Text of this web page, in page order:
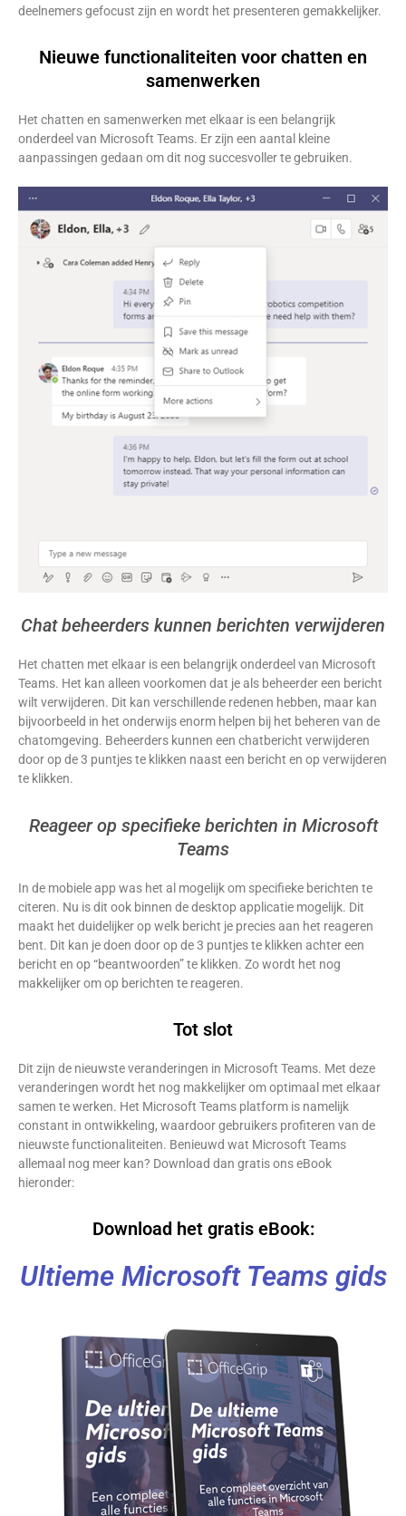
deelnemers gefocust zijn en wordt het presenteren gemakkelijker.
Nieuwe functionaliteiten voor chatten en
samenwerken
Het chatten en samenwerken met elkaar is een belangrijk
onderdeel van Microsoft Teams. Er zijn een aantal kleine
aanpassingen gedaan om dit nog succesvoller te gebruiken.
Chat beheerders kunnen berichten verwijderen
Het chatten met elkaar is een belangrijk onderdeel van Microsoft
Teams. Het kan alleen voorkomen dat je als beheerder een bericht
wilt verwijderen. Dit kan verschillende redenen hebben, maar kan
bijvoorbeeld in het onderwijs enorm helpen bij het beheren van de
chatomgeving. Beheerders kunnen een chatbericht verwijderen
door op de 3 puntjes te klikken naast een bericht en op verwijderen
te klikken.
Reageer op specifieke berichten in Microsoft
Teams
In de mobiele app was het al mogelijk om specifieke berichten te
citeren. Nu is dit ook binnen de desktop applicatie mogelijk. Dit
maakt het duidelijker op welk bericht je precies aan het reageren
bent. Dit kan je doen door op de 3 puntjes te klikken achter een
bericht en op “beantwoorden” te klikken. Zo wordt het nog
makkelijker om op berichten te reageren.
Tot slot
Dit zijn de nieuwste veranderingen in Microsoft Teams. Met deze
veranderingen wordt het nog makkelijker om optimaal met elkaar
samen te werken. Het Microsoft Teams platform is namelijk
constant in ontwikkeling, waardoor gebruikers profiteren van de
nieuwste functionaliteiten. Benieuwd wat Microsoft Teams
allemaal nog meer kan? Download dan gratis ons eBook
hieronder:
Download het gratis eBook:
Ultieme Microsoft Teams gids